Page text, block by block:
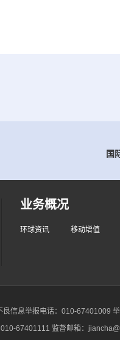
国
业务概况
环球资讯 移动增值
良信息举报电话：010-67401009
67401111 监督邮箱：